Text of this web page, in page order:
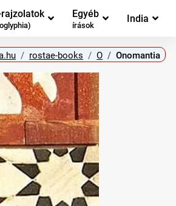
Egyéb
írások
India
rostae-books O Onomantia